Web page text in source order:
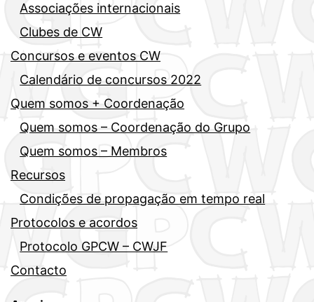
Associações internacionais
Clubes de CW
Concursos e eventos CW
Calendário de concursos 2022
Quem somos + Coordenação
Quem somos – Coordenação do Grupo
Quem somos – Membros
Recursos
Condições de propagação em tempo real
Protocolos e acordos
Protocolo GPCW – CWJF
Contacto